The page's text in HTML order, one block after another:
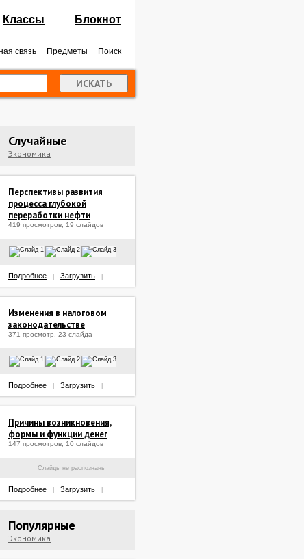
Классы Блокнот
связь Предметы Поиск
Случайные
Экономика
Перспективы развития
процесса глубокой
переработки нефти
419 просмотров, 19 слайдов
Подробнее Загрузить
Изменения в налоговом
законодательстве
371 просмотр, 23 слайда
Подробнее Загрузить
Причины возникновения,
формы и функции денег
147 просмотров, 10 слайдов
Слайды не распознаны
Подробнее Загрузить
Популярные
Экономика